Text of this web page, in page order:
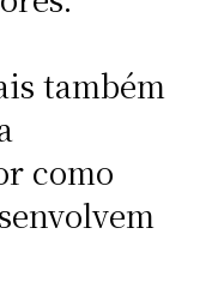
também
como